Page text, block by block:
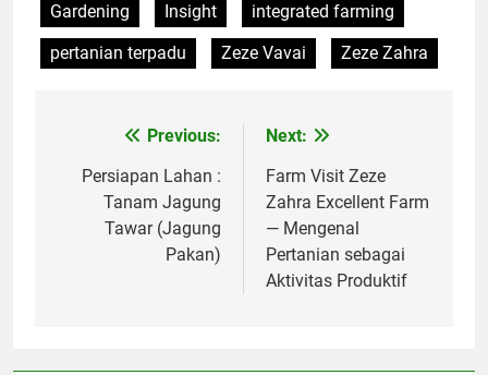
Gardening
Insight
integrated farming
pertanian terpadu
Zeze Vavai Zeze Zahra
navigation
Previous:
Persiapan Lahan :
Tanam Jagung
Tawar (Jagung
Pakan)
Next:
Farm Visit Zeze
Zahra Excellent Farm
— Mengenal
Pertanian sebagai
Aktivitas Produktif